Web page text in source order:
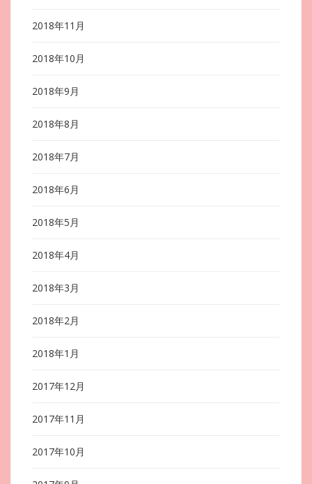
2018年11月
2018年10月
2018年9月
2018年8月
2018年7月
2018年6月
2018年5月
2018年4月
2018年3月
2018年2月
2018年1月
2017年12月
2017年11月
2017年10月